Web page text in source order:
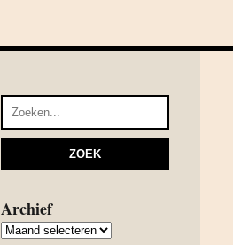
Archief
Archief